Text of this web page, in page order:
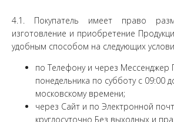
4.1. Покупатель имеет право
изготовление и приобретение
удобным способом на следующих
по Телефону и через Мессенджер
понедельника по субботу с 09:00
московскому времени;
через Сайт и по Электронной
круглосуточно Без выходных и